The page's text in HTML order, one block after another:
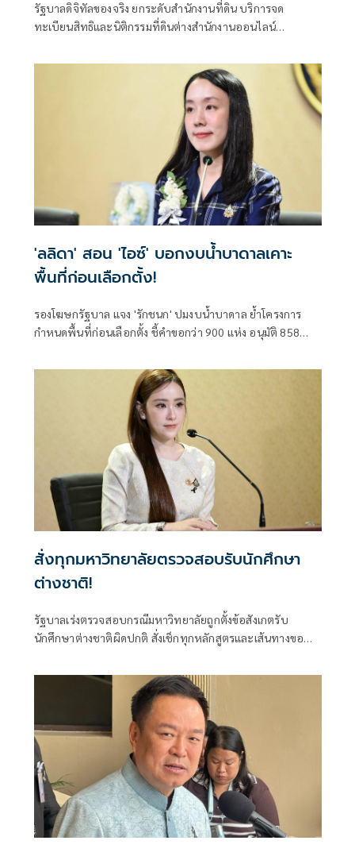
รัฐบาลดิจิทัลของจริง ยกระดับสำนักงานที่ดิน บริการจด
ทะเบียนสิทธิและนิติกรรมที่ดินต่างสำนักงานออนไลน์
กทม.เป็นสำนักงานที่ดินอิเล็กทรอนิกส์ทั้งระบบ
'ลลิดา' สอน 'ไอซ์' บอกงบน้ำบาดาลเคาะ
พื้นที่ก่อนเลือกตั้ง!
รองโฆษกรัฐบาล แจง 'รักชนก' ปมงบน้ำบาดาล ย้ำโครงการ
กำหนดพื้นที่ก่อนเลือกตั้ง ชี้คำขอกว่า 900 แห่ง อนุมัติ 858
สั่งทุกมหาวิทยาลัยตรวจสอบรับนักศึกษา
ต่างชาติ!
รัฐบาลเร่งตรวจสอบกรณีมหาวิทยาลัยถูกตั้งข้อสังเกตรับ
นักศึกษาต่างชาติผิดปกติ สั่งเช็กทุกหลักสูตรและเส้นทางขอ
ผิดดำเนินการตามกฎหมายทันที